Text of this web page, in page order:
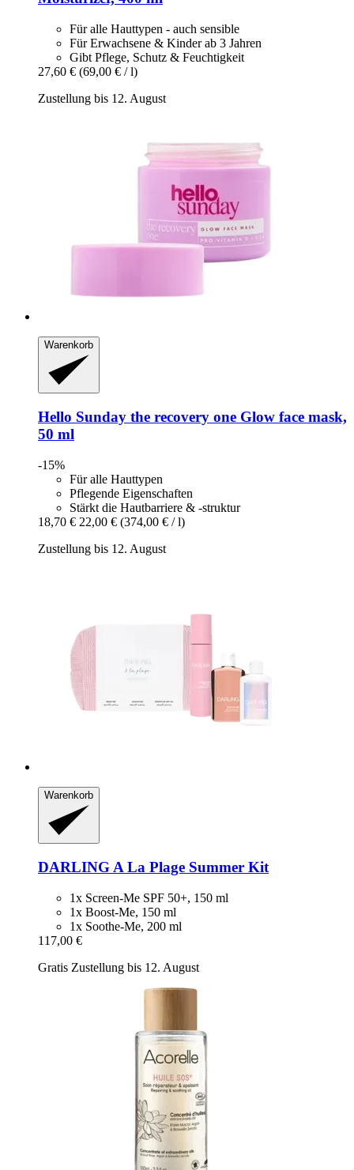
Für alle Hauttypen - auch sensible
Für Erwachsene & Kinder ab 3 Jahren
Gibt Pflege, Schutz & Feuchtigkeit
27,60 € (69,00 € / l)
Zustellung bis 12. August
Warenkorb
Hello Sunday the recovery one Glow face mask,
50 ml
-15%
Für alle Hauttypen
Pflegende Eigenschaften
Stärkt die Hautbarriere & -struktur
18,70 € 22,00 € (374,00 € / l)
Zustellung bis 12. August
Warenkorb
DARLING A La Plage Summer Kit
1x Screen-Me SPF 50+, 150 ml
1x Boost-Me, 150 ml
1x Soothe-Me, 200 ml
117,00 €
Gratis Zustellung bis 12. August